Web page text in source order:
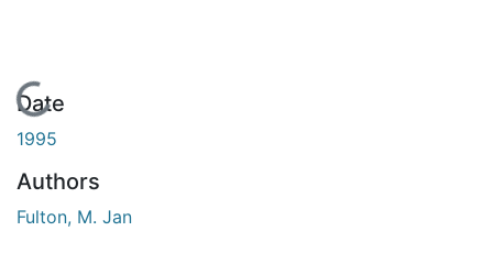
En cours de chargement...
Date
1995
Authors
Fulton, M. Jan